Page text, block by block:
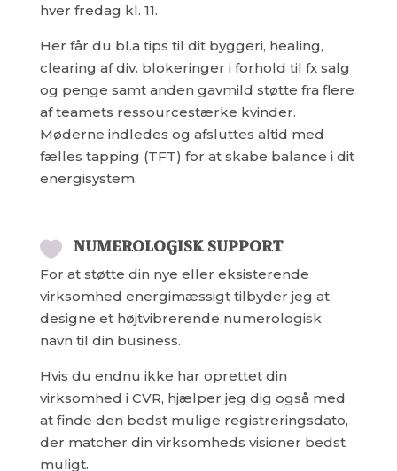
hver fredag kl. 11.
Her får du bl.a tips til dit byggeri, healing,
clearing af div. blokeringer i forhold til fx salg
og penge samt anden gavmild støtte fra flere
af teamets ressourcestærke kvinder.
Møderne indledes og afsluttes altid med
fælles tapping (TFT) for at skabe balance i dit
energisystem.
 NUMEROLOGISK SUPPORT
For at støtte din nye eller eksisterende
virksomhed energimæssigt tilbyder jeg at
designe et højtvibrerende numerologisk
navn til din business.
Hvis du endnu ikke har oprettet din
virksomhed i CVR, hjælper jeg dig også med
at finde den bedst mulige registreringsdato,
der matcher din virksomheds visioner bedst
muligt.